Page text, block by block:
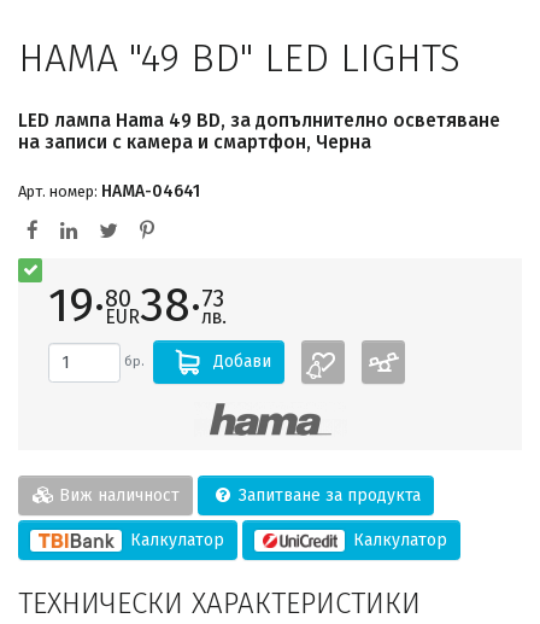
HAMA "49 BD" LED LIGHTS
LED лампа Hama 49 BD, за допълнително осветяване
на записи с камера и смартфон, Черна
Арт. номер: HAMA-04641
19·80
EUR38·73
лв.
бр. Добави
Виж наличност Запитване за продукта
Калкулатор Калкулатор
ТЕХНИЧЕСКИ ХАРАКТЕРИСТИКИ